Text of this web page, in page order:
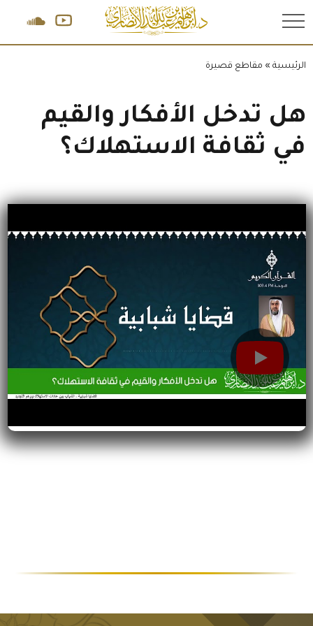
الرئيسية » مقاطع قصيرة
هل تدخل الأفكار والقيم
في ثقافة الاستهلاك؟